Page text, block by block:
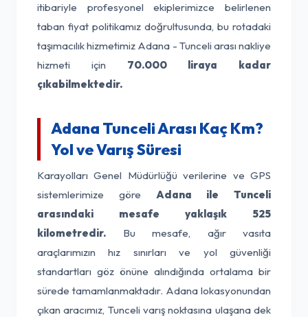
itibariyle profesyonel ekiplerimizce belirlenen
taban fiyat politikamız doğrultusunda, bu rotadaki
taşımacılık hizmetimiz Adana - Tunceli arası nakliye
hizmeti için 70.000 liraya kadar
çıkabilmektedir.
Adana Tunceli Arası Kaç Km?
Yol ve Varış Süresi
Karayolları Genel Müdürlüğü verilerine ve GPS
sistemlerimize göre Adana ile Tunceli
arasındaki mesafe yaklaşık 525
kilometredir. Bu mesafe, ağır vasıta
araçlarımızın hız sınırları ve yol güvenliği
standartları göz önüne alındığında ortalama bir
sürede tamamlanmaktadır. Adana lokasyonundan
çıkan aracımız, Tunceli varış noktasına ulaşana dek